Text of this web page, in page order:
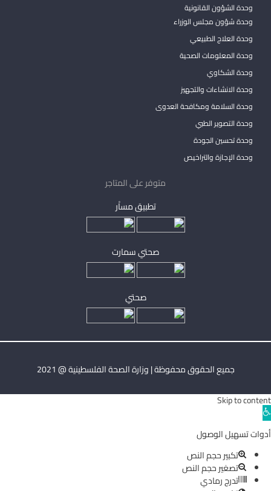
وحدة الشؤون القانونية
وحدة شؤون مجلس الوزراء
وحدة العلاج الطبيعي
وحدة المعلومات الصحية
وحدة الشكاوي
وحدة الانشاءات والتجهيز
وحدة السلامة ومكافحة العدوى
وحدة التصوير الطبي
وحدة تحسين الجودة
وحدة الإجازة والتراخيص
متوفر على المتاجر
تطبيق مساْر
صحتي سمارت
صحتي
جميع الحقوق محفوظة | وزارة الصحة الفلسطينية @ 2021
Skip to content
Open
toolbar
أدوات تسهيل الوصول
تكبير حجم النص
تصغير حجم النص
تدرج رمادي